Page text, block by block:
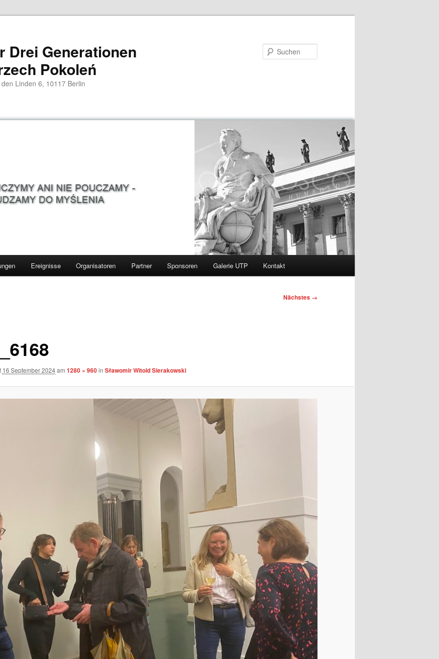
Drei Generationen
Pokoleń
Linden 6, 10117 Berlin
Ereignisse Organisatoren Partner Sponsoren Galerie UTP Kontakt
Nächstes →
16 September 2024am 1280 × 960in Sławomir Witold Sierakowski